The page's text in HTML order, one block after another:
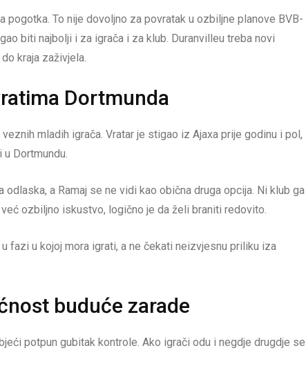
To nije dovoljno za povratak u ozbiljne planove BVB-
biti najbolji i za igrača i za klub. Duranvilleu treba novi
kraja zaživjela.
Dortmunda
mladih igrača. Vratar je stigao iz Ajaxa prije godinu i pol,
Dortmundu.
a Ramaj se ne vidi kao obična druga opcija. Ni klub ga
ozbiljno iskustvo, logično je da želi braniti redovito.
fazi u kojoj mora igrati, a ne čekati neizvjesnu priliku iza
buduće zarade
potpun gubitak kontrole. Ako igrači odu i negdje drugdje se